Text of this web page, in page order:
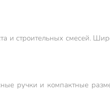
и строительных смесей.
ручки и компактные